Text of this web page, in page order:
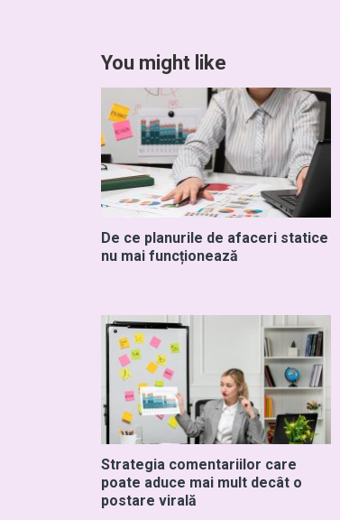
You might like
De ce planurile de afaceri statice
nu mai funcționează
Strategia comentariilor care
poate aduce mai mult decât o
postare virală